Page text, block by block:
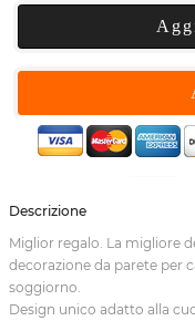
Descrizione
Miglior regalo. La migliore
decorazione da parete per
soggiorno.
Design unico adatto alla